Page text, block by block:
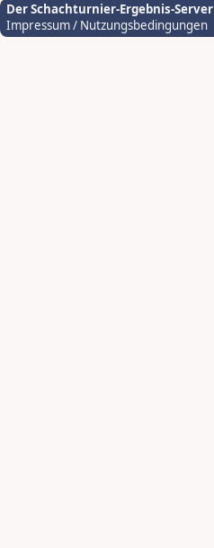
Der Schachturnier-Ergebnis-Server
Impressum / Nutzungsbedingungen